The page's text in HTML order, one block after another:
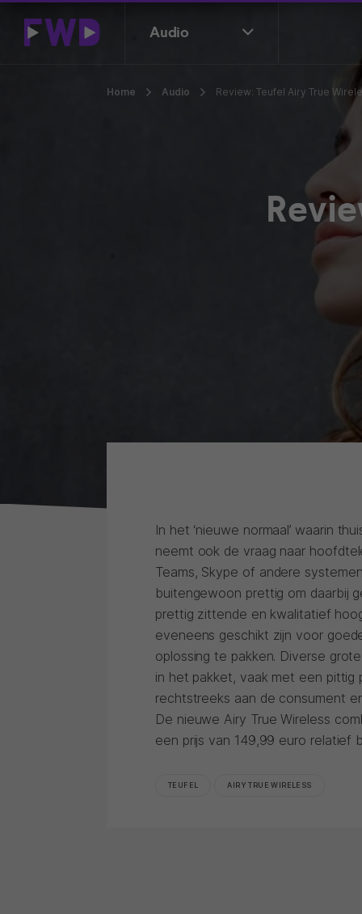
Audio
Home Audio Review: Teufel Airy True
In het ‘nieuwe normaal’ waarin
neemt ook de vraag naar
Teams, Skype of andere
buitengewoon prettig om daarbij
prettig zittende en kwalitatief
eveneens geschikt zijn voor
oplossing te pakken. Diverse
in het pakket, vaak met een pittig
rechtstreeks aan de consument
De nieuwe Airy True Wireless
een prijs van 149,99 euro relatief
TEUFEL AIRY TRUE WIRELESS